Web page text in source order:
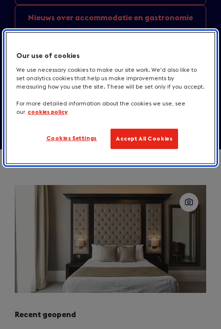
Nieuws over accommodatie en gastronomie
Media bronnen
Recent geopend
Our use of cookies
We use necessary cookies to make our site work. We'd also like to
set analytics cookies that help us make improvements by
measuring how you use the site. These will be set only if you accept.
For more detailed information about the cookies we use, see
our cookies policy
Cookies Settings Accept All Cookies